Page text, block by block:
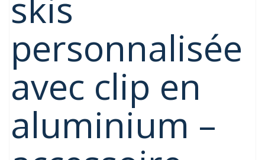
personnalisée
avec clip en
aluminium –